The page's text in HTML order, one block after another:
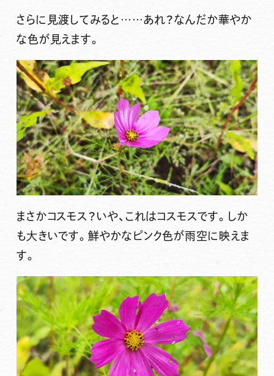
さらに見渡してみると……あれ？なんだか華やか
な色が見えます。
まさかコスモス？いや、これはコスモスです。しか
も大きいです。鮮やかなピンク色が雨空に映えま
す。